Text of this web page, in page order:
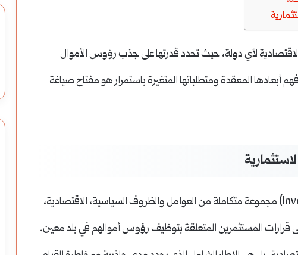
الاقتصادية لأي دولة، حيث تحدد قدرتها على جذب رؤوس الأموال
أبعادها المعقدة ومتطلباتها المتغيرة باستمرار هو مفتاح صياغة
تمثل البيئة الاستثمارية (Investment Climate) مجموعة متكاملة من العوامل والظروف السياسية، الاقتصادية،
على قرارات المستثمرين المتعلقة بتوظيف رؤوس أموالهم في بلد معين.